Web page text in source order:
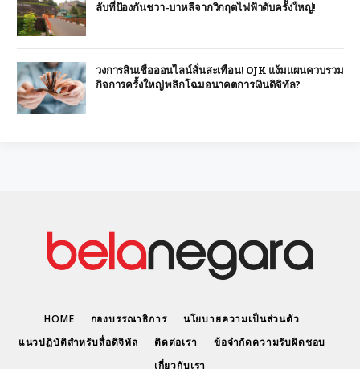
ลับที่ป้องกันชวา-บาหลีจากวิกฤตไฟฟ้าดับครั้งใหญ่!
วงการสินเชื่อออนไลน์สั่นสะเทือน! OJK แง้มแผนควบรวม
กิจการครั้งใหญ่ พลิกโฉมอนาคตการเงินดิจิทัล?
HOME กองบรรณาธิการ
นโยบายความเป็นส่วนตัว
แนวปฏิบัติสำหรับสื่อดิจิทัล
ติดต่อเรา
ข้อจำกัดความรับผิดชอบ
เกี่ยวกับเรา